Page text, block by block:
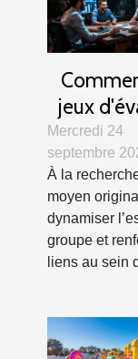
jeux
Mercredi 24
septembre
À la
moyen
dynamiser
groupe et
liens au sein